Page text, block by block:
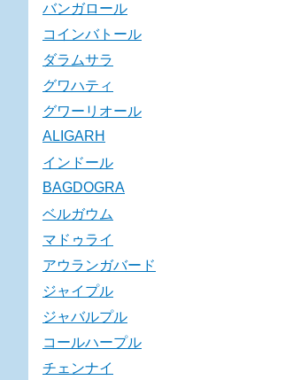
バンガロール
コインバトール
ダラムサラ
グワハティ
グワーリオール
ALIGARH
インドール
BAGDOGRA
ベルガウム
マドゥライ
アウランガバード
ジャイプル
ジャバルプル
コールハープル
チェンナイ